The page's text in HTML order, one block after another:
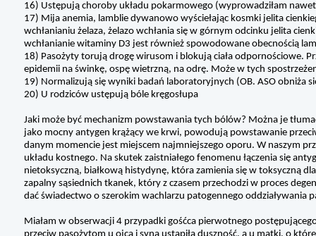
16) Ustępują choroby układu pokarmowego (wyprowadziłam
17) Mija anemia, lamblie dywanowo wyściełając kosmki jelita
wchłanianiu żelaza, żelazo wchłania się w górnym odcinku jelita
wchłanianie witaminy D3 jest również spowodowane obecnością
18) Pasożyty torują drogę wirusom i blokują ciała odpornościowe.
epidemii na świnkę, ospę wietrzną, na odrę. Może w tych
19) Normalizują się wyniki badań laboratoryjnych (OB. ASO obniża
20) U rodziców ustępują bóle kręgosłupa
Jaki może być mechanizm powstawania tych bólów? Można je
jako mocny antygen krążący we krwi, powodują powstawanie
danym momencie jest miejscem najmniejszego oporu. W naszym
układu kostnego. Na skutek zaistniałego fenomenu łączenia się
nietoksyczną, białkową histydynę, która zamienia się w toksyczną
zapalny sąsiednich tkanek, który z czasem przechodzi w proces
dać świadectwo o szerokim wachlarzu patogennego oddziaływania
Miałam w obserwacji 4 przypadki gośćca pierwotnego